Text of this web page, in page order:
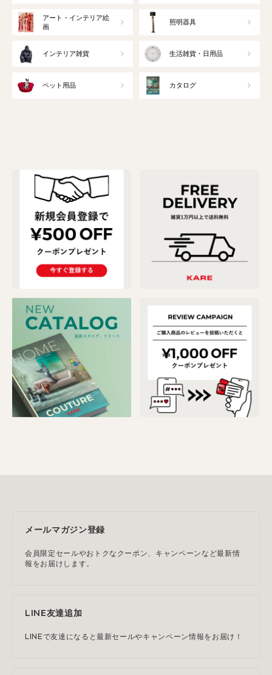
アート・インテリア絵
画
照明器具
インテリア雑貨 生活雑貨・日用品
ペット用品 カタログ
メールマガジン登録
会員限定セールやおトクなクーポン、キャンペーンなど最新情
報をお届けします。
LINE友達追加
LINEで友達になると最新セールやキャンペーン情報をお届け！